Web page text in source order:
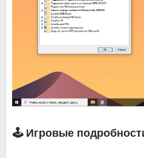
🕹️ Игровые